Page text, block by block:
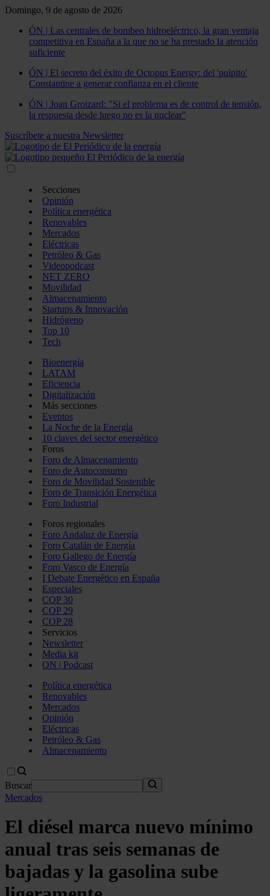
Domingo, 9 de agosto de 2026
ÓN | Las centrales de bombeo hidroeléctrico, la gran ventaja
competitiva en España a la que no se ha prestado la atención
suficiente
ÓN | El secreto del éxito de Octopus Energy: del 'pulpito'
Constantine a generar confianza en el cliente
ÓN | Joan Groizard: "Si el problema es de control de tensión,
la respuesta desde luego no es la nuclear"
Suscríbete a nuestra Newsletter
Secciones
Opinión
Política energética
Renovables
Mercados
Eléctricas
Petróleo & Gas
Videopodcast
NET ZERO
Movilidad
Almacenamiento
Startups & Innovación
Hidrógeno
Top 10
Tech
Bioenergía
LATAM
Eficiencia
Digitalización
Más secciones
Eventos
La Noche de la Energía
10 claves del sector energético
Foros
Foro de Almacenamiento
Foro de Autoconsumo
Foro de Movilidad Sostenible
Foro de Transición Energética
Foro Industrial
Foros regionales
Foro Andaluz de Energía
Foro Catalán de Energía
Foro Gallego de Energía
Foro Vasco de Energía
I Debate Energético en España
Especiales
COP 30
COP 29
COP 28
Servicios
Newsletter
Media kit
ON | Podcast
Política energética
Renovables
Mercados
Opinión
Eléctricas
Petróleo & Gas
Almacenamiento
Buscar
Mercados
El diésel marca nuevo mínimo
anual tras seis semanas de
bajadas y la gasolina sube